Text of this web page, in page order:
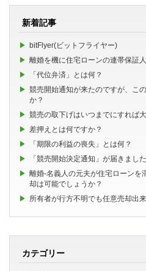
新着記事
bitFlyer(ビットフライヤー)
離婚を機に住宅ローンの連帯保証
「代位弁済」とは何？
競売開始通知が来たのですが、こ
か？
競売の取下げはいつまでにすれば
差押えとは何ですか？
「期限の利益の喪失」とは何？
「競売開始決定通知」が届きまし
離婚-名義人の元夫が住宅ローンを
却は可能でしょうか？
所有者が行方不明でも任意売却出
カテゴリー